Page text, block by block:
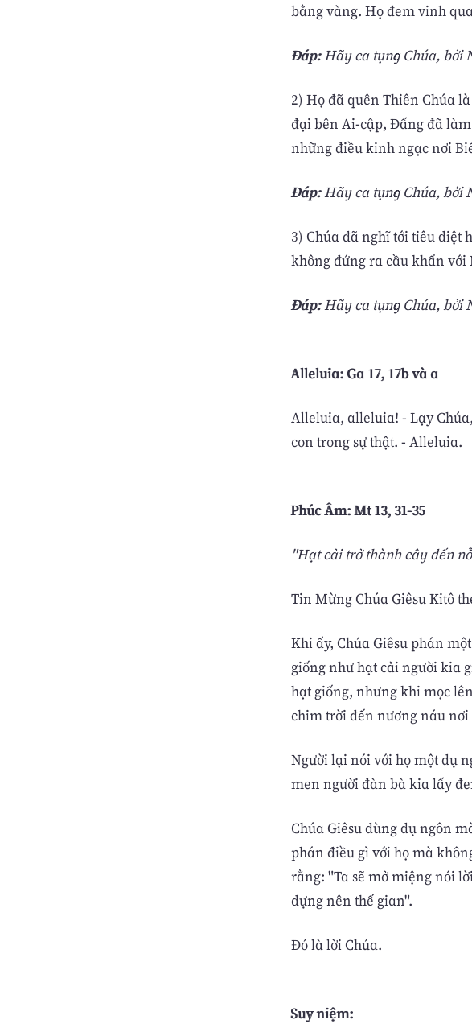
bằng vàng. Họ đem vinh
Ðáp:Hãy ca tụng Chúa, bởi
2) Họ đã quên Thiên Chúa
đại bên Ai-cập, Ðấng đã
những điều kinh ngạc nơi
Ðáp:Hãy ca tụng Chúa, bởi
3) Chúa đã nghĩ tới tiêu diệt
không đứng ra cầu khẩn với
Ðáp:Hãy ca tụng Chúa, bởi
Alleluia: Ga 17, 17b và a
Alleluia, alleluia! - Lạy
con trong sự thật. - Alleluia.
Phúc Âm: Mt 13, 31-35
"Hạt cải trở thành cây đến
Tin Mừng Chúa Giêsu Kitô
Khi ấy, Chúa Giêsu phán
giống như hạt cải người kia
hạt giống, nhưng khi mọc
chim trời đến nương náu
Người lại nói với họ một dụ
men người đàn bà kia lấy
Chúa Giêsu dùng dụ ngôn
phán điều gì với họ mà
rằng: "Ta sẽ mở miệng nói
dựng nên thế gian".
Ðó là lời Chúa.
Suy niệm: